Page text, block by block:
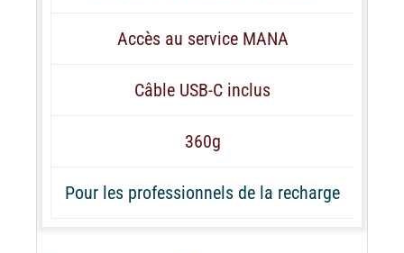
Accès au service MANA
Câble USB-C inclus
360g
Pour les professionnels de la recharge